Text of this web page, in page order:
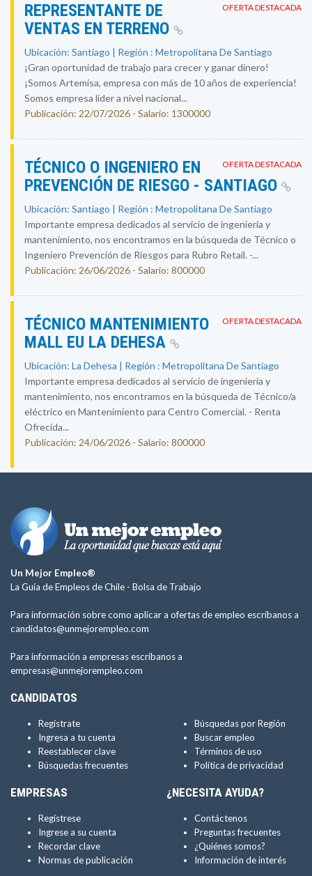
OFERTA DESTACADA
REPRESENTANTE DE
VENTAS EN TERRENO
Ubicación: Santiago | Región : Metropolitana De Santiago
¡Gran oportunidad de trabajo para crecer y ganar dinero!
¡Somos Artemisa, empresa con más de 10 años de experiencia!
Somos empresa líder a nivel nacional...
Publicación: 22/07/2026 - Salario: 1300000
OFERTA DESTACADA
TÉCNICO O INGENIERO EN
PREVENCIÓN DE RIESGO - SANTIAGO
Ubicación: Santiago | Región : Metropolitana De Santiago
Importante empresa dedicados al servicio de ingeniería y
mantenimiento, nos encontramos en la búsqueda de Técnico o
Ingeniero Prevención de Riesgos para Rubro Retail. -...
Publicación: 26/06/2026 - Salario: 800000
OFERTA DESTACADA
TÉCNICO MANTENIMIENTO
MALL EU LA DEHESA
Ubicación: La Dehesa | Región : Metropolitana De Santiago
Importante empresa dedicados al servicio de ingeniería y
mantenimiento, nos encontramos en la búsqueda de Técnico/a
eléctrico en Mantenimiento para Centro Comercial. - Renta
Ofrecida...
Publicación: 24/06/2026 - Salario: 800000
Un Mejor Empleo®
La Guía de Empleos de Chile - Bolsa de Trabajo
Para información sobre como aplicar a ofertas de empleo escríbanos a
candidatos@unmejorempleo.com
Para información a empresas escríbanos a
empresas@unmejorempleo.com
CANDIDATOS
Regístrate
Ingresa a tu cuenta
Reestablecer clave
Búsquedas frecuentes
Búsquedas por Región
Buscar empleo
Términos de uso
Política de privacidad
EMPRESAS
Regístrese
Ingrese a su cuenta
Recordar clave
Normas de publicación
¿NECESITA AYUDA?
Contáctenos
Preguntas frecuentes
¿Quiénes somos?
Información de interés